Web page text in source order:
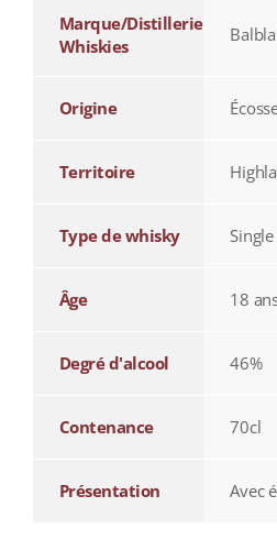
Marque/Distillerie
Whiskies
Origine
Territoire
Type de whisky
Âge 18
Degré d'alcool 46%
Contenance 70cl
Présentation Avec